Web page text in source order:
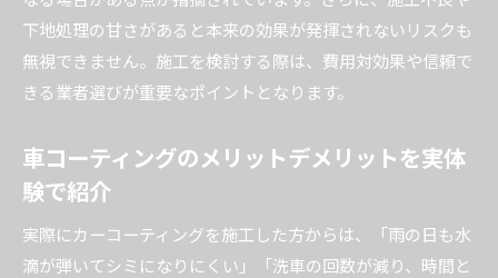
下地処理の甘さがあると本来の効果が発揮されないリスクも
無視できません。施工を検討する際は、費用対効果や信頼で
きる業者選びが重要なポイントとなります。
車コーティングのメリットデメリットを実体
験で紹介
実際にカーコーティングを施工した方からは、「雨の日も水
滴が弾いてシミになりにくい」「洗車の回数が減り、時間と